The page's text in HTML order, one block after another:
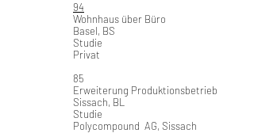
94
Wohnhaus über Büro
Basel, BS
Studie
Privat
85
Erweiterung Produktionsbetrieb
Sissach, BL
Studie
Polycompound AG, Sissach